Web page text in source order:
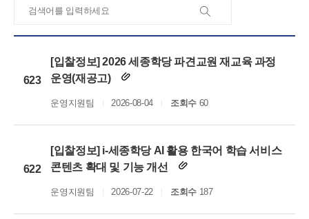
623
[입찰정보] 2026 세종학당 파견교원 재교육 과정
운영(재공고)
운영지원팀 2026-08-04 조회수60
622
[입찰정보] i-세종학당 AI 활용 한국어 학습 서비스
콘텐츠 확대 및 기능 개선
운영지원팀 2026-07-22 조회수187